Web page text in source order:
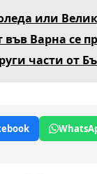
или
Варна се
части от